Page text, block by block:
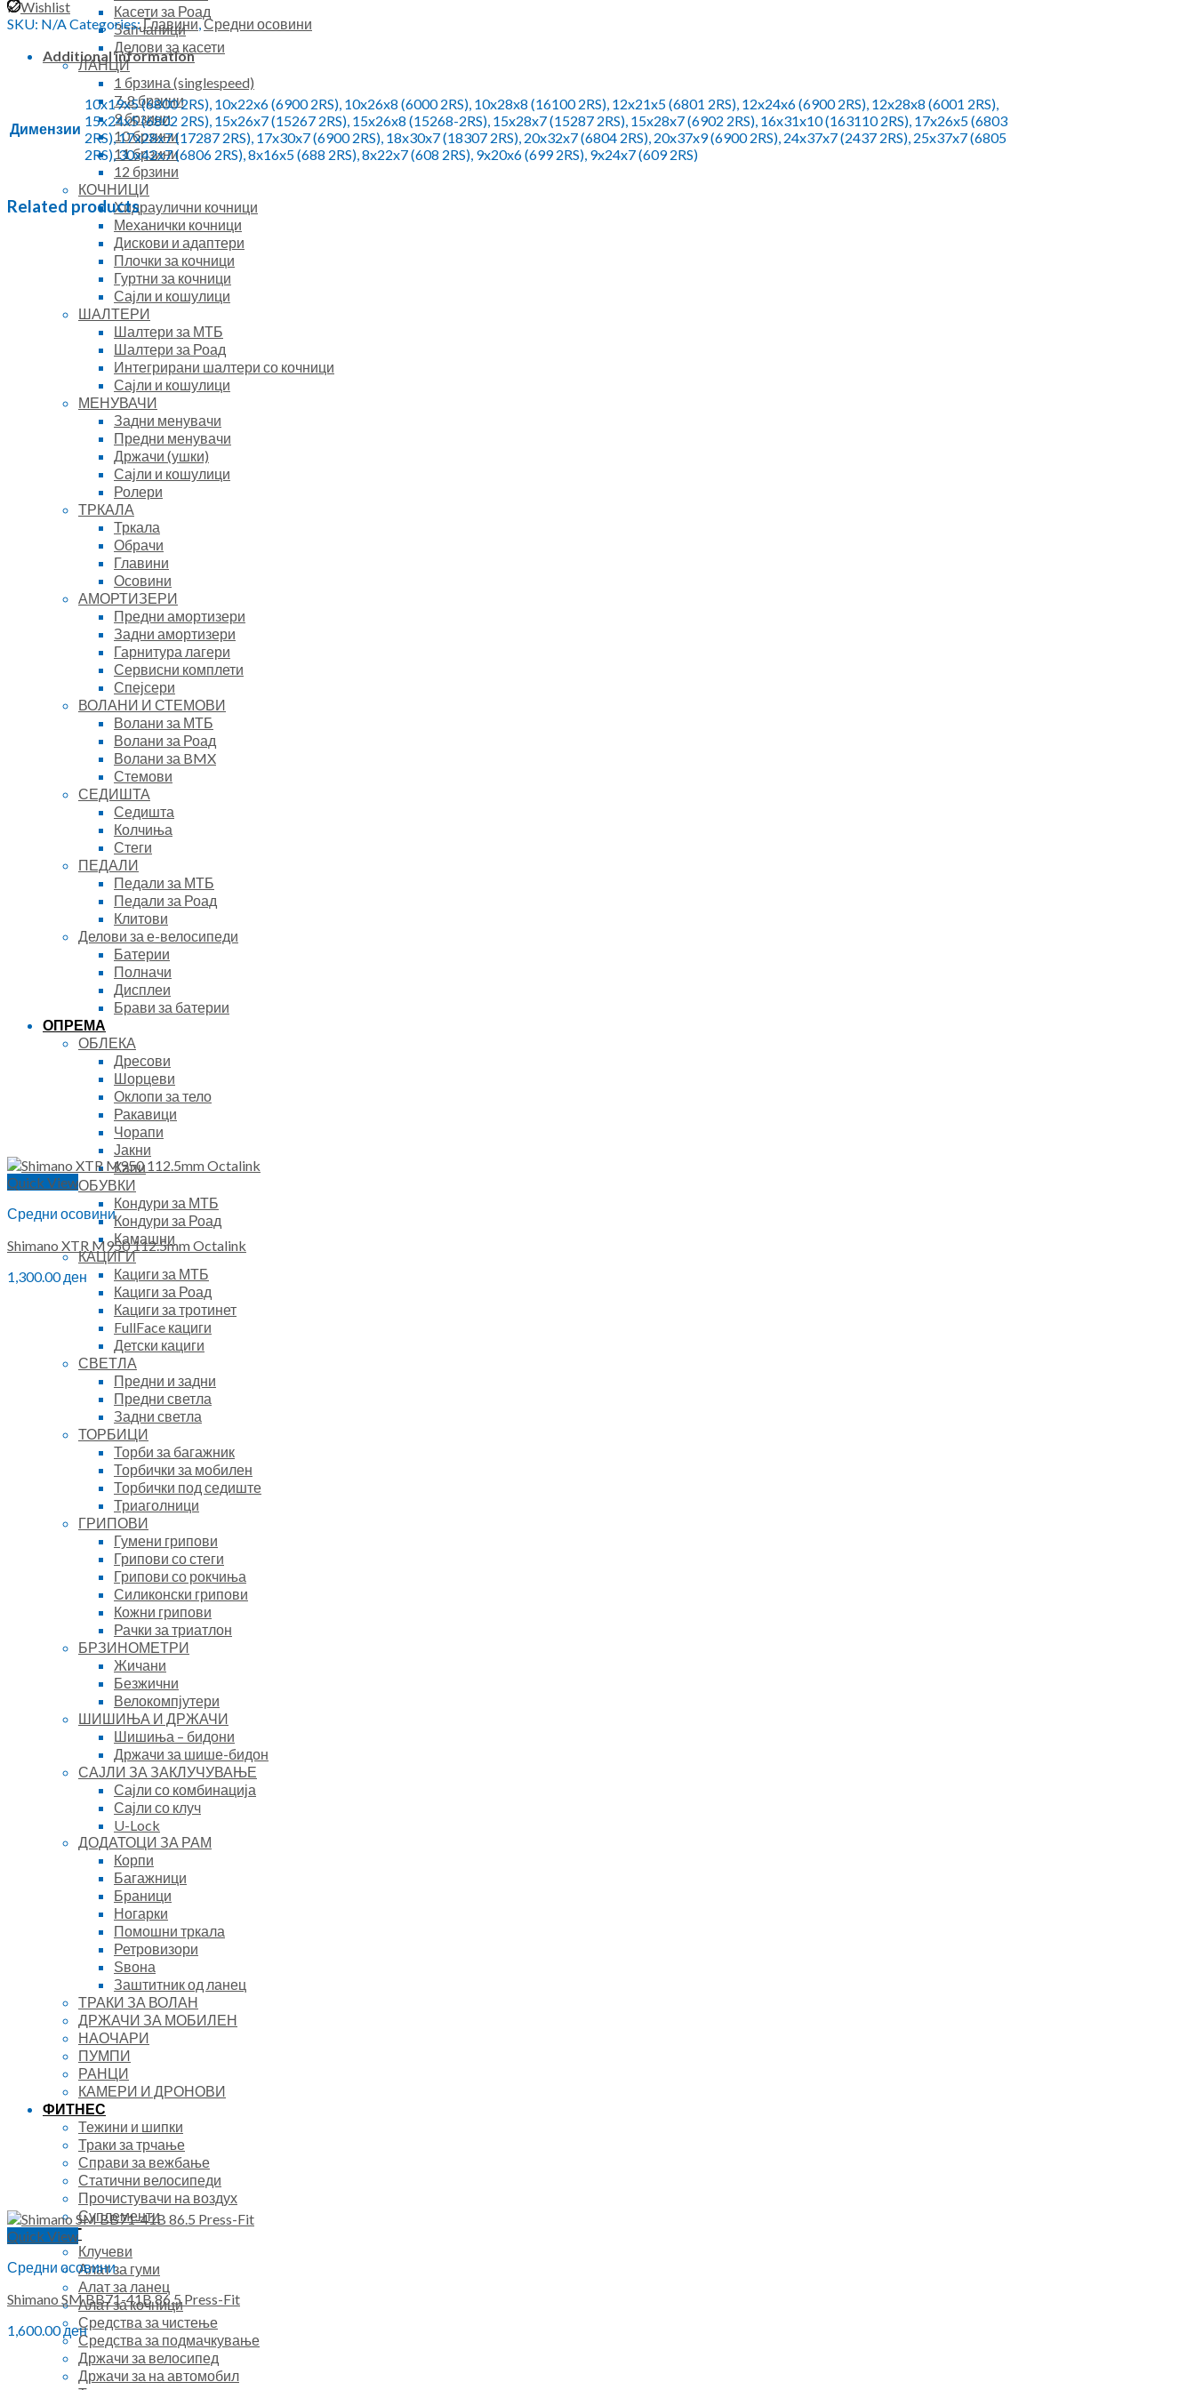
Касети за Роад
Запчаници
Делови за касети
ЛАНЦИ
1 брзина (singlespeed)
7-8 брзини
9 брзини
10 брзини
11 брзини
12 брзини
КОЧНИЦИ
Хидраулични кочници
Механички кочници
Дискови и адаптери
Плочки за кочници
Гуртни за кочници
Сајли и кошулици
ШАЛТЕРИ
Шалтери за МТБ
Шалтери за Роад
Интегрирани шалтери со кочници
Сајли и кошулици
МЕНУВАЧИ
Задни менувачи
Предни менувачи
Држачи (ушки)
Сајли и кошулици
Ролери
ТРКАЛА
Тркала
Обрачи
Главини
Осовини
АМОРТИЗЕРИ
Предни амортизери
Задни амортизери
Гарнитура лагери
Сервисни комплети
Спејсери
ВОЛАНИ И СТЕМОВИ
Волани за МТБ
Волани за Роад
Волани за BMX
Стемови
СЕДИШТА
Седишта
Колчиња
Стеги
ПЕДАЛИ
Педали за МТБ
Педали за Роад
Клитови
Делови за е-велосипеди
Батерии
Полначи
Дисплеи
Брави за батерии
ОПРЕМА
ОБЛЕКА
Дресови
Шорцеви
Оклопи за тело
Ракавици
Чорапи
Јакни
Капи
ОБУВКИ
Кондури за МТБ
Кондури за Роад
Камашни
КАЦИГИ
Кациги за МТБ
Кациги за Роад
Кациги за тротинет
FullFace кациги
Детски кациги
СВЕТЛА
Предни и задни
Предни светла
Задни светла
ТОРБИЦИ
Торби за багажник
Торбички за мобилен
Торбички под седиште
Триаголници
ГРИПОВИ
Гумени грипови
Грипови со стеги
Грипови со рокчиња
Силиконски грипови
Кожни грипови
Рачки за триатлон
БРЗИНОМЕТРИ
Жичани
Безжични
Велокомпјутери
ШИШИЊА И ДРЖАЧИ
Шишиња – бидони
Држачи за шише-бидон
САЈЛИ ЗА ЗАКЛУЧУВАЊЕ
Сајли со комбинација
Сајли со клуч
U-Lock
ДОДАТОЦИ ЗА РАМ
Корпи
Багажници
Браници
Ногарки
Помошни тркала
Ретровизори
Ѕвона
Заштитник од ланец
ТРАКИ ЗА ВОЛАН
ДРЖАЧИ ЗА МОБИЛЕН
НАОЧАРИ
ПУМПИ
РАНЦИ
КАМЕРИ И ДРОНОВИ
ФИТНЕС
Тежини и шипки
Траки за трчање
Справи за вежбање
Статични велосипеди
Прочистувачи на воздух
Суплементи
АЛАТ
Клучеви
Алат за гуми
Алат за ланец
Алат за кочници
Средства за чистење
Средства за подмачкување
Држачи за велосипед
Држачи за на автомобил
(Made
Italy)
quantity
Wishlist
SKU: N/ACategories:Главини,Средни осовини
Additional information
Димензии
10x19x5 (6800 2RS), 10x22x6 (6900 2RS), 10x26x8 (6000 2RS), 10x28x8 (16100 2RS), 12x21x5 (6801 2RS), 12x24x6 (6900 2RS), 12x28x8 (6001 2RS),
15x24x5 (6802 2RS), 15x26x7 (15267 2RS), 15x26x8 (15268-2RS), 15x28x7 (15287 2RS), 15x28x7 (6902 2RS), 16x31x10 (163110 2RS), 17x26x5 (6803
2RS), 17x28x7 (17287 2RS), 17x30x7 (6900 2RS), 18x30x7 (18307 2RS), 20x32x7 (6804 2RS), 20x37x9 (6900 2RS), 24x37x7 (2437 2RS), 25x37x7 (6805
2RS), 30x42x7 (6806 2RS), 8x16x5 (688 2RS), 8x22x7 (608 2RS), 9x20x6 (699 2RS), 9x24x7 (609 2RS)
Related products
Quick View
Средни осовини
Shimano XTR M950 112.5mm Octalink
1,300.00ден
Quick View
Средни осовини
Shimano SM BB71-41B 86.5 Press-Fit
1,600.00ден